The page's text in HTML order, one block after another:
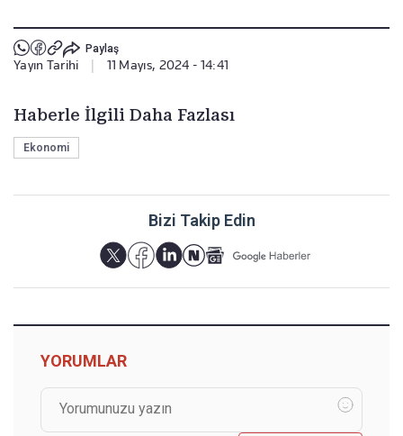
Paylaş
Yayın Tarihi 11 Mayıs, 2024 - 14:41
Haberle İlgili Daha Fazlası
Ekonomi
Bizi Takip Edin
YORUMLAR